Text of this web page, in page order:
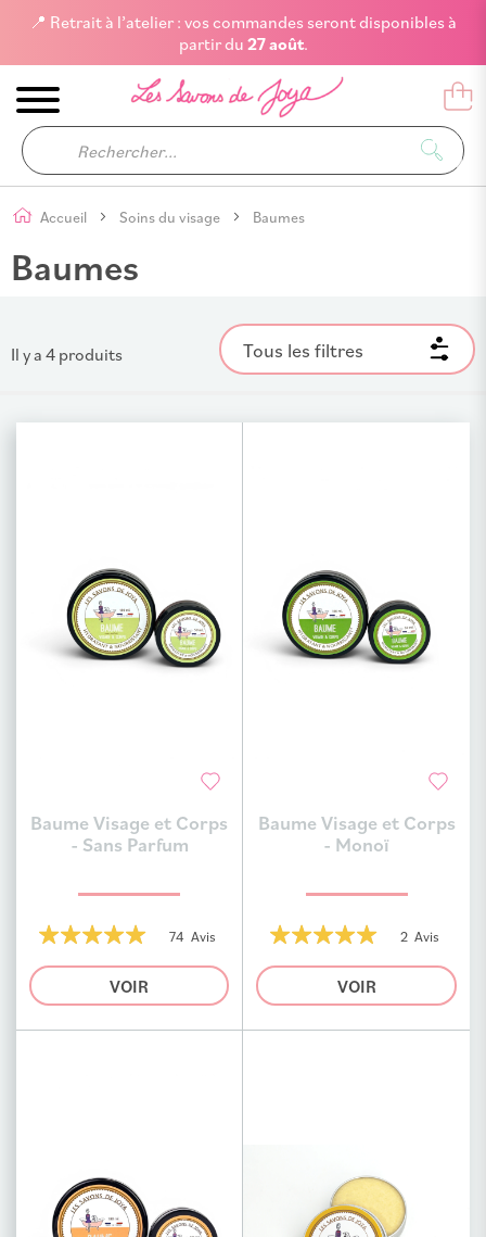
📍 Retrait à l’atelier : vos commandes seront disponibles à
partir du 27 août.
Accueil Soins du visage Baumes
Baumes
Tous les filtres
Il y a4 produits
Ajouter au comparateur
Baume Visage et Corps
- Sans Parfum
100%
74 Avis
VOIR
Ajouter au comparateur
Baume Visage et Corps
- Monoï
100%
2 Avis
VOIR